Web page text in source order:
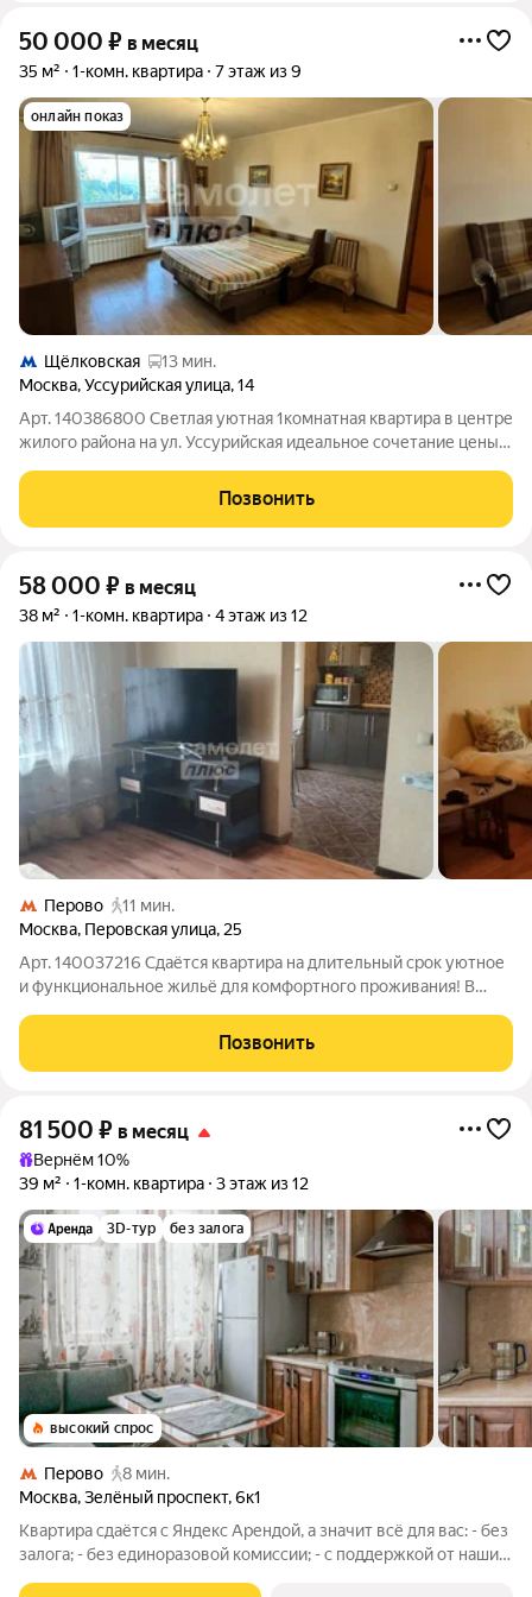
50 000 ₽ в месяц
35 м² 1-комн. квартира 7 этаж из 9
онлайн показ
Щёлковская
13 мин.
Москва,Уссурийская улица,14
Арт. 140386800 Светлая уютная 1комнатная квартира в центре
жилого района на ул. Уссурийская идеальное сочетание цены и
создают ощущение, что вы переезжаете не просто в жильё, а
в свой личный уголок
Позвонить
58 000 ₽ в месяц
38 м² 1-комн. квартира 4 этаж из 12
Перово
11 мин.
Москва, Перовская улица, 25
Арт. 140037216 Сдаётся квартира на длительный срок уютное
и функциональное жильё для комфортного проживания! В
техника: холодильник и стиральная машина. Подключены
интернет и цифровое
Позвонить
81 500 ₽ в месяц
Вернём 10%
39 м²
1-комн. квартира 3 этаж из 12
3D-тур без залога
высокий спрос
Перово
8 мин.
Москва,Зелёный проспект,6к1
Квартира сдаётся с Яндекс Арендой, а значит всё для вас: - без
залога; - без единоразовой комиссии; - с поддержкой от наших